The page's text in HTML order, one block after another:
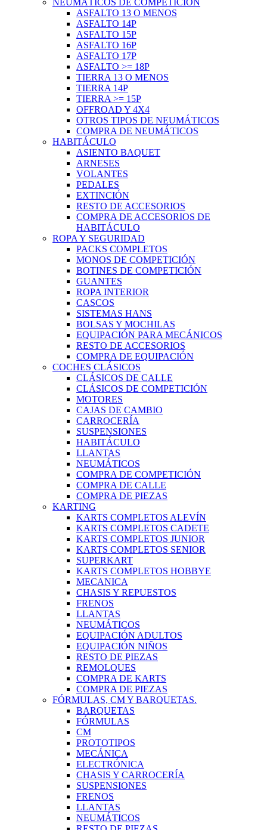
NEUMÁTICOS DE COMPETICIÓN
ASFALTO 13 O MENOS
ASFALTO 14P
ASFALTO 15P
ASFALTO 16P
ASFALTO 17P
ASFALTO >= 18P
TIERRA 13 O MENOS
TIERRA 14P
TIERRA >= 15P
OFFROAD Y 4X4
OTROS TIPOS DE NEUMÁTICOS
COMPRA DE NEUMÁTICOS
HABITÁCULO
ASIENTO BAQUET
ARNESES
VOLANTES
PEDALES
EXTINCIÓN
RESTO DE ACCESORIOS
COMPRA DE ACCESORIOS DE
HABITÁCULO
ROPA Y SEGURIDAD
PACKS COMPLETOS
MONOS DE COMPETICIÓN
BOTINES DE COMPETICIÓN
GUANTES
ROPA INTERIOR
CASCOS
SISTEMAS HANS
BOLSAS Y MOCHILAS
EQUIPACIÓN PARA MECÁNICOS
RESTO DE ACCESORIOS
COMPRA DE EQUIPACIÓN
COCHES CLÁSICOS
CLÁSICOS DE CALLE
CLÁSICOS DE COMPETICIÓN
MOTORES
CAJAS DE CAMBIO
CARROCERÍA
SUSPENSIONES
HABITÁCULO
LLANTAS
NEUMÁTICOS
COMPRA DE COMPETICIÓN
COMPRA DE CALLE
COMPRA DE PIEZAS
KARTING
KARTS COMPLETOS ALEVÍN
KARTS COMPLETOS CADETE
KARTS COMPLETOS JUNIOR
KARTS COMPLETOS SENIOR
SUPERKART
KARTS COMPLETOS HOBBYE
MECANICA
CHASIS Y REPUESTOS
FRENOS
LLANTAS
NEUMÁTICOS
EQUIPACIÓN ADULTOS
EQUIPACIÓN NIÑOS
RESTO DE PIEZAS
REMOLQUES
COMPRA DE KARTS
COMPRA DE PIEZAS
FÓRMULAS, CM Y BARQUETAS.
BARQUETAS
FÓRMULAS
CM
PROTOTIPOS
MECÁNICA
ELECTRÓNICA
CHASIS Y CARROCERÍA
SUSPENSIONES
FRENOS
LLANTAS
NEUMÁTICOS